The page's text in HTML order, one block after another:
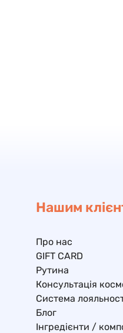
Нашим
Про нас
GIFT CARD
Рутина
Консультація
Система
Блог
Інгредієнти /